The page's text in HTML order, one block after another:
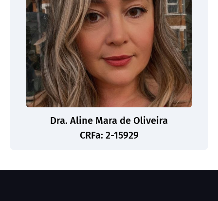
Dra. Aline Mara de Oliveira
CRFa: 2-15929